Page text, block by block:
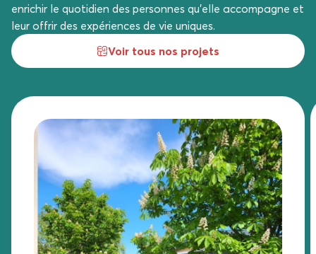
enrichir le quotidien des personnes qu’elle accompagne et
leur offrir des expériences de vie uniques.
Voir tous nos projets
Construction d’un jardin inclusif, social et thérapeutique